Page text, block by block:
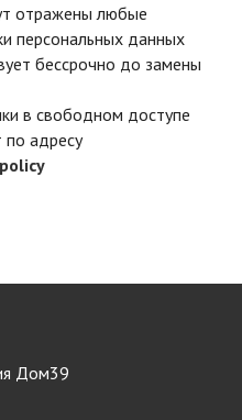
отражены любые
персональных данных
бессрочно до замены
в свободном доступе
по адресу
Дом39